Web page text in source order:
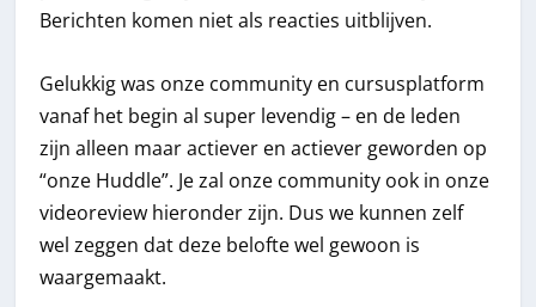
Berichten komen niet als reacties uitblijven.
Gelukkig was onze community en cursusplatform
vanaf het begin al super levendig – en de leden
zijn alleen maar actiever en actiever geworden op
“onze Huddle”. Je zal onze community ook in onze
videoreview hieronder zijn. Dus we kunnen zelf
wel zeggen dat deze belofte wel gewoon is
waargemaakt.